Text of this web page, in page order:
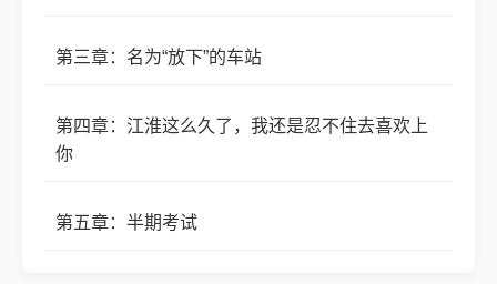
第三章：名为“放下”的车站
第四章：江淮这么久了，我还是忍不住去喜欢上
你
第五章：半期考试